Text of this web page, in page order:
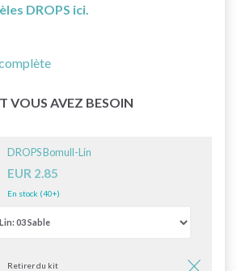
DROPS ici.
VOUS AVEZ BESOIN
DROPS Bomull-Lin
EUR 2.85
En stock (40+)
Retirer du kit